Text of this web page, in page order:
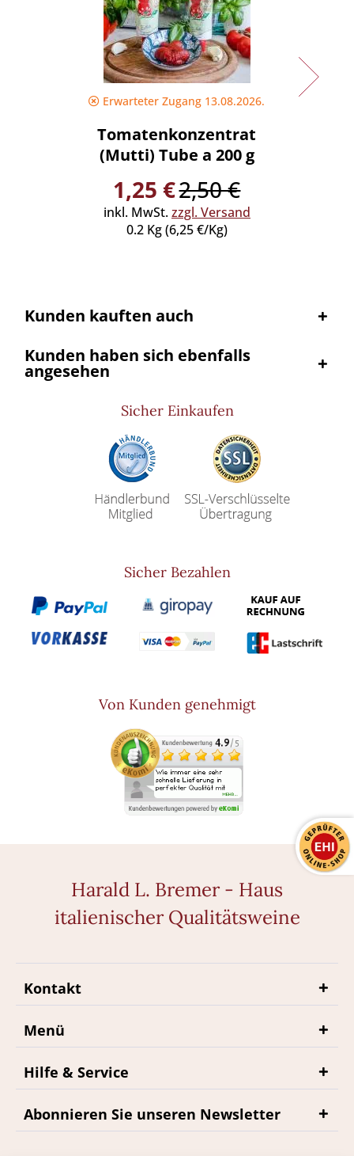
Erwarteter Zugang 13.08.2026.
Tomatenkonzentrat
(Mutti) Tube a 200 g
1,25 €2,50 €
inkl. MwSt.zzgl. Versand
0.2 Kg (6,25 €/Kg)
Kunden kauften auch
Kunden haben sich ebenfalls
angesehen
Sicher Einkaufen
Sicher Bezahlen
Von Kunden genehmigt
Harald L. Bremer - Haus
italienischer Qualitätsweine
Kontakt
Menü
Hilfe & Service
Abonnieren Sie unseren Newsletter